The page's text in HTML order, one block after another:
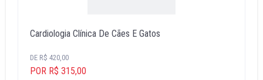
Cardiologia Clínica De Cães E Gatos
DE R$ 420,00
POR R$ 315,00